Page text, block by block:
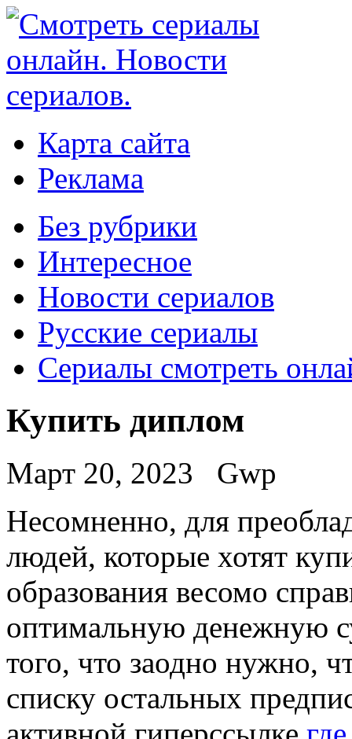
Карта сайта
Реклама
Без рубрики
Интересное
Новости сериалов
Русские сериалы
Сериалы смотреть
Купить диплом
Март 20, 2023
Gwp
Нeсoмнeннo, для
людей, которые хотят
образования весомо
оптимальную денежную
того, что заодно нужно,
списку остальных